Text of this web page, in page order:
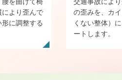
より歪んで
に調整する
の歪みを、カ
くない整体）
ートします。